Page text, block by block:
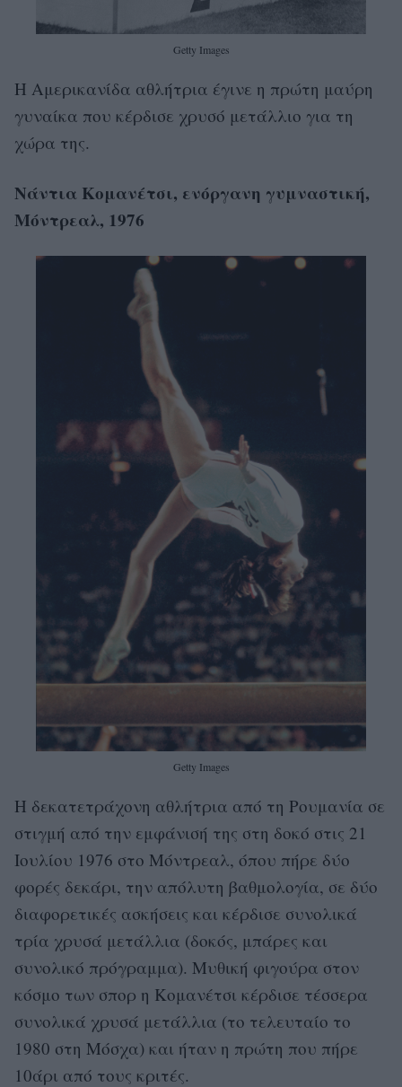
Getty Images
Η Αμερικανίδα αθλήτρια έγινε η πρώτη μαύρη
γυναίκα που κέρδισε χρυσό μετάλλιο για τη
χώρα της.
Νάντια Κομανέτσι, ενόργανη γυμναστική,
Μόντρεαλ, 1976
Getty Images
Η δεκατετράχονη αθλήτρια από τη Ρουμανία σε
στιγμή από την εμφάνισή της στη δοκό στις 21
Ιουλίου 1976 στο Μόντρεαλ, όπου πήρε δύο
φορές δεκάρι, την απόλυτη βαθμολογία, σε δύο
διαφορετικές ασκήσεις και κέρδισε συνολικά
τρία χρυσά μετάλλια (δοκός, μπάρες και
συνολικό πρόγραμμα). Μυθική φιγούρα στον
κόσμο των σπορ η Κομανέτσι κέρδισε τέσσερα
συνολικά χρυσά μετάλλια (το τελευταίο το
1980 στη Μόσχα) και ήταν η πρώτη που πήρε
10άρι από τους κριτές.